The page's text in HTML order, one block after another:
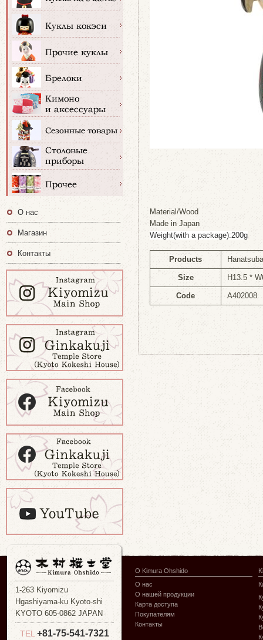
Material/Wood
Made in Japan
Weight(with a package):200g
Products
Size H13.5 *
Code A402008
О нас
Магазин
Контакты
1-263 Kiyomizu
Hgashiyama-ku Kyoto-shi
KYOTO 605-0862 JAPAN
TEL +81-75-541-7321
О Kimura Ohshido
О нас
О нашей продукции
Карта доступа
Покупателям
Контакты